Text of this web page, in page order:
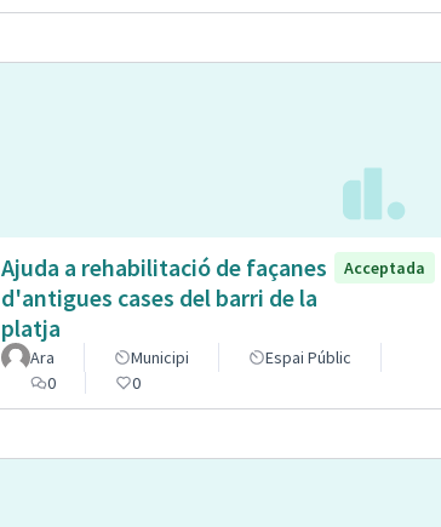
Ajuda a rehabilitació de façanes
d'antigues cases del barri de la
platja
Acceptada
Ara Municipi
Espai Públic
0
0